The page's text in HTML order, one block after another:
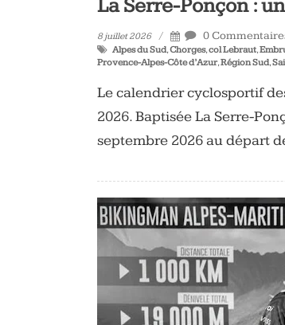
La Serre-Ponçon :
8 juillet 2026 0
Alpes du Sud,Chorges,col Lebraut,
Provence-Alpes-Côte d’Azur,Région Sud,
Le calendrier cyclosportif
2026. Baptisée La Serre-
septembre 2026 au départ